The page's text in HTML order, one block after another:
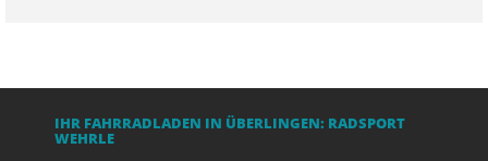
IHR FAHRRADLADEN IN ÜBERLINGEN: RADSPORT
WEHRLE